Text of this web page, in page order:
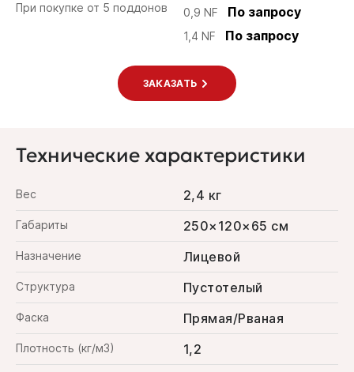
При покупке от 5 поддонов 0,9 NF По запросу
1,4 NF По запросу
ЗАКАЗАТЬ
Технические характеристики
Вес 2,4 кг
Габариты 250×120×65 см
Назначение Лицевой
Структура Пустотелый
Фаска Прямая/Рваная
Плотность (кг/м3) 1,2